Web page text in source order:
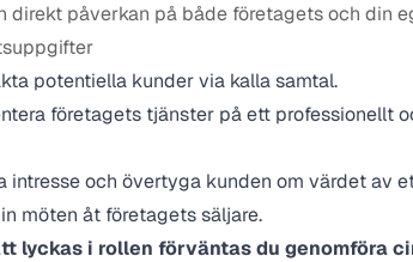
direkt påverkan på både företagets och din
potentiella kunder via kalla samtal.
företagets tjänster på ett professionellt
intresse och övertyga kunden om värdet av
möten åt företagets säljare.
lyckas i rollen förväntas du genomföra